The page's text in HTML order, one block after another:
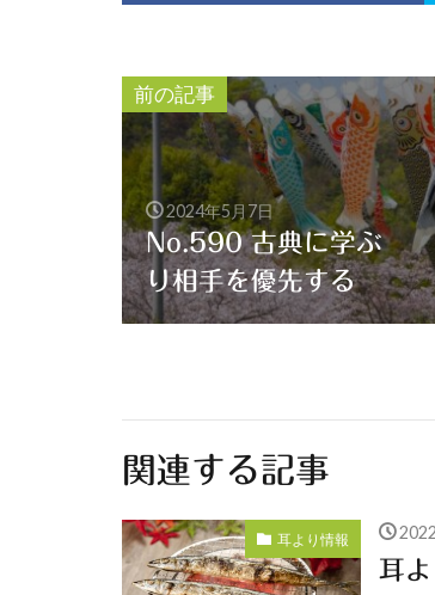
前の記事
2024年5月7日
No.590 古典に学ぶ
り相手を優先する
関連する記事
耳より情報
耳